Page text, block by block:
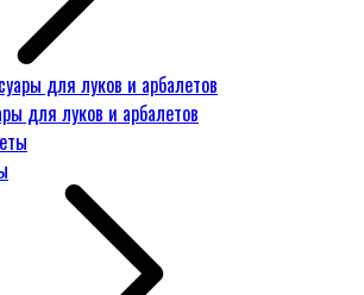
для луков и арбалетов